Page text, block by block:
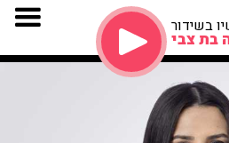
בשידור
בת צבי